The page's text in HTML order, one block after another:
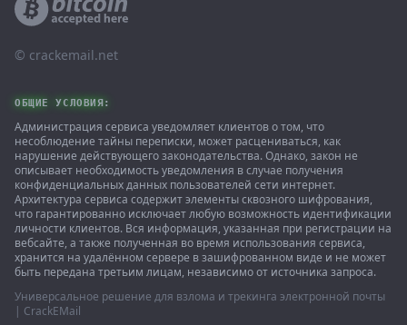
© ‌crackemail.net
ОБЩИЕ УСЛОВИЯ:
Администрация сервиса уведомляет клиентов о том, что
несоблюдение тайны переписки, может расцениваться, как
нарушение действующего законодательства. Однако, закон не
описывает необходимость уведомления в случае получения
конфиденциальных данных пользователей сети интернет.
Архитектура сервиса содержит элементы сквозного шифрования,
что гарантированно исключает любую возможность идентификации
личности клиентов. Вся информация, указанная при регистрации на
вебсайте, а также полученная во время использования сервиса,
хранится на удалённом сервере в зашифрованном виде и не может
быть передана третьим лицам, независимо от источника запроса.
Универсальное решение для взлома и трекинга электронной почты
| CrackEMail